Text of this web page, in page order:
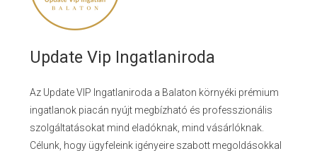
Update Vip Ingatlaniroda
Az Update VIP Ingatlaniroda a Balaton környéki prémium
ingatlanok piacán nyújt megbízható és professzionális
szolgáltatásokat mind eladóknak, mind vásárlóknak.
Célunk, hogy ügyfeleink igényeire szabott megoldásokkal